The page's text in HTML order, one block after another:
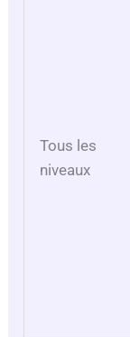
Tous les
niveaux